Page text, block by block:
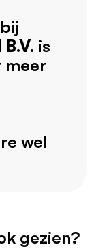
bij
is
meer
wel
gezien?